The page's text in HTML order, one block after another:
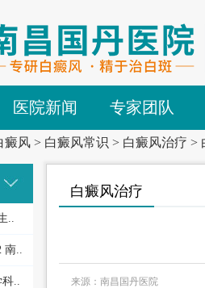
医院新闻 专家团队
癜风 > 白癜风常识 > 白癜风治疗 >
..
南..
科..
白癜风治疗
来源：南昌国丹医院